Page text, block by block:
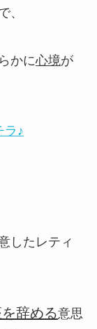
、
かに心境が
ラ♪
したレティ
辞める意思